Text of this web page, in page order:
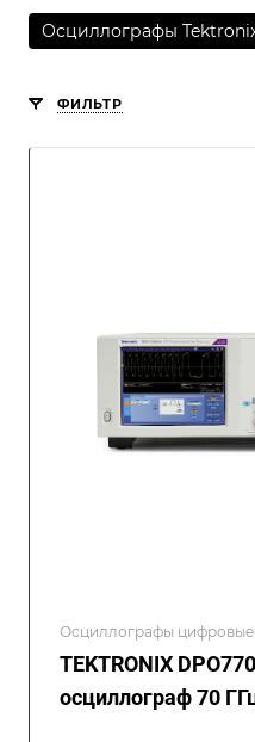
Осциллографы
ФИЛЬТР
Осциллографы цифровые
TEKTRONIX
осциллограф 70